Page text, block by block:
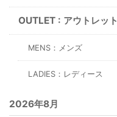
OUTLET : アウトレット
MENS：メンズ
LADIES：レディース
2026年8月